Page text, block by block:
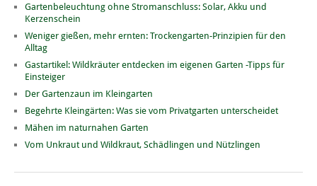
Gartenbeleuchtung ohne Stromanschluss: Solar, Akku und
Kerzenschein
Weniger gießen, mehr ernten: Trockengarten-Prinzipien für den
Alltag
Gastartikel: Wildkräuter entdecken im eigenen Garten -Tipps für
Einsteiger
Der Gartenzaun im Kleingarten
Begehrte Kleingärten: Was sie vom Privatgarten unterscheidet
Mähen im naturnahen Garten
Vom Unkraut und Wildkraut, Schädlingen und Nützlingen